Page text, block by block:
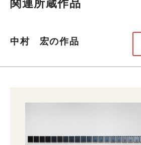
中村 宏の作品